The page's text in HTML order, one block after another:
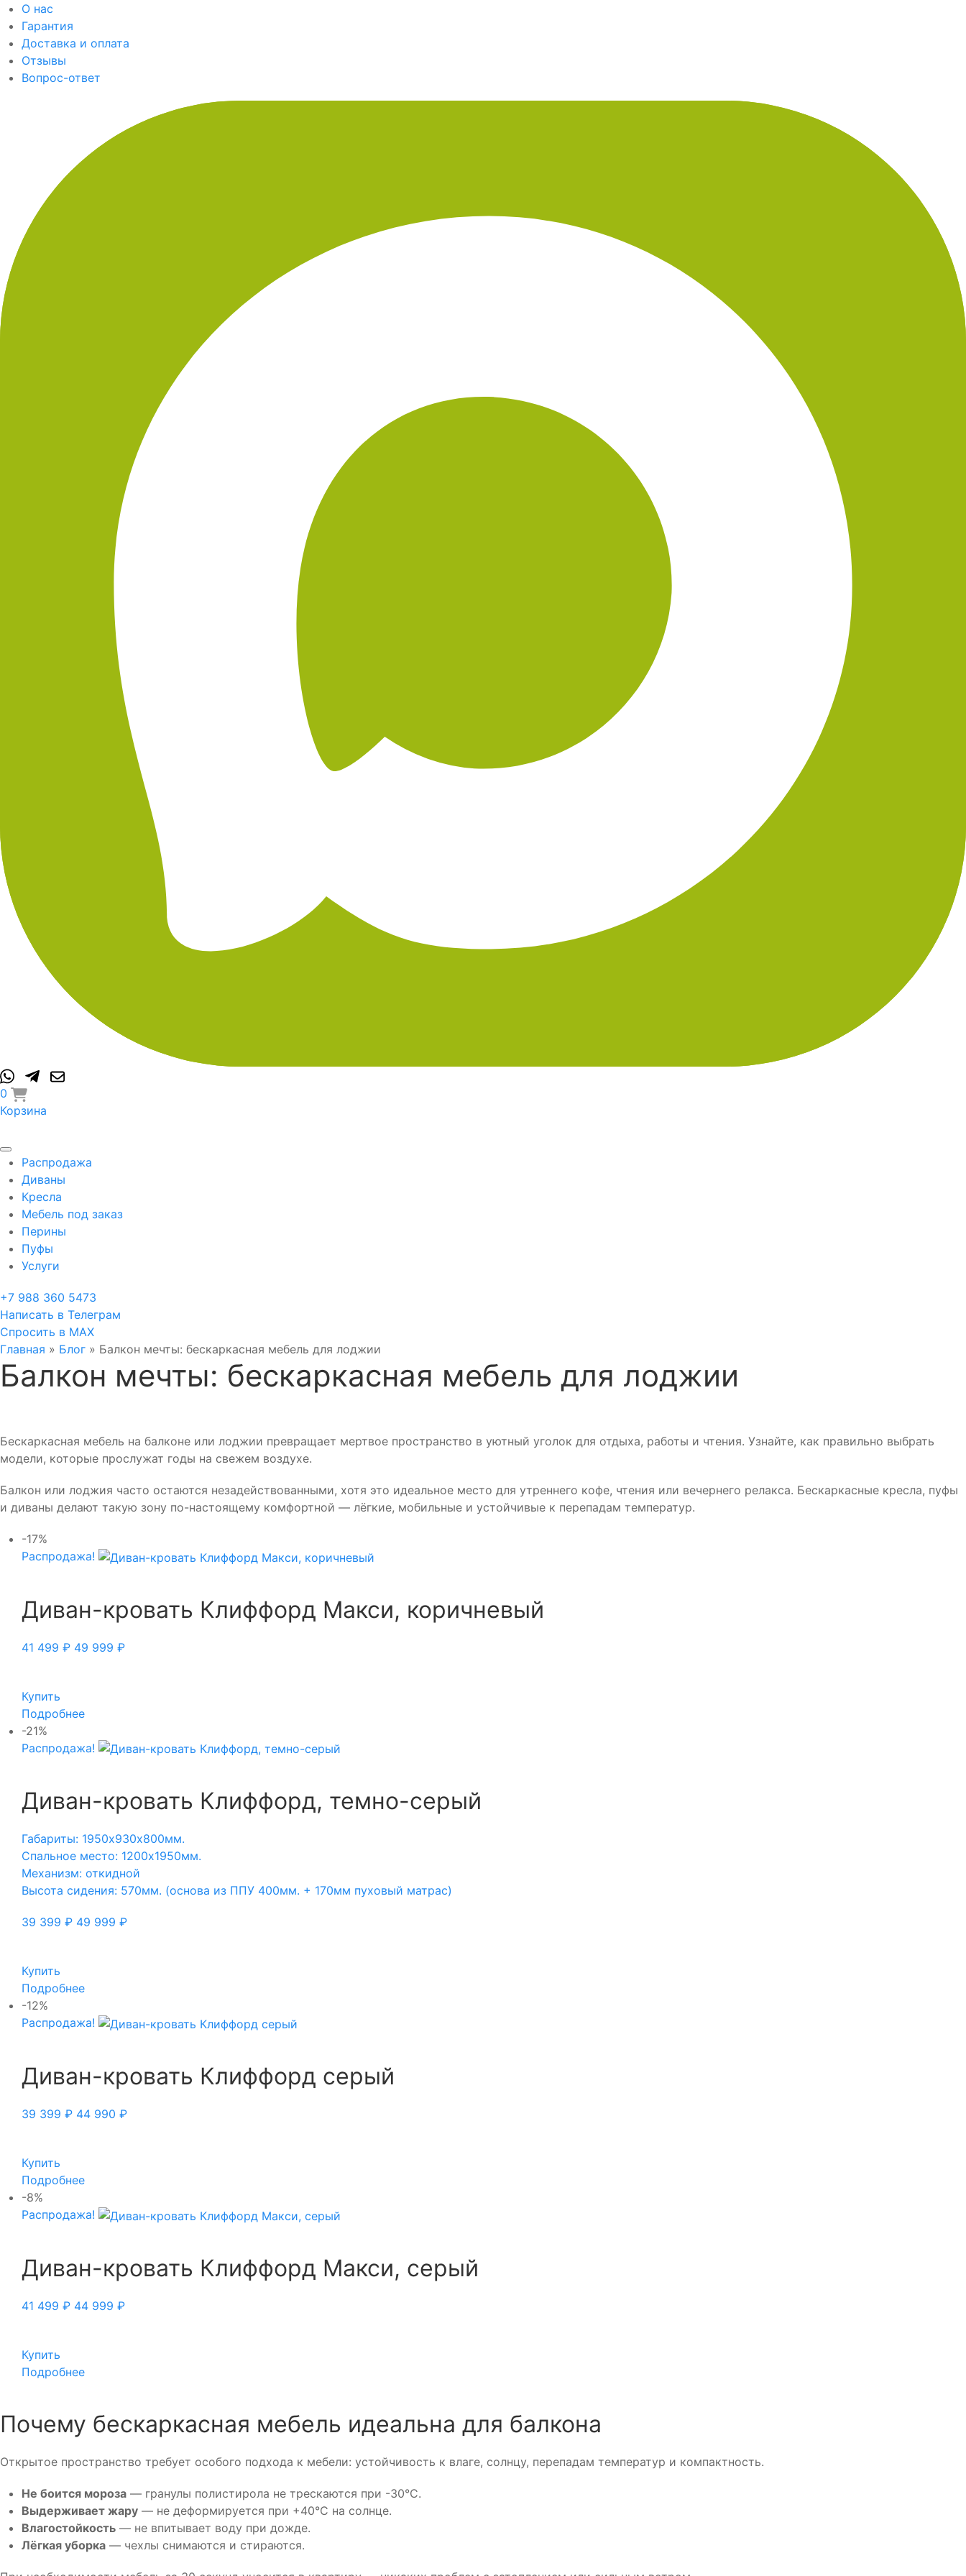
О нас
Гарантия
Доставка и оплата
Отзывы
Вопрос-ответ
0
Корзина
Распродажа
Диваны
Кресла
Мебель под заказ
Перины
Пуфы
Услуги
+7 988 360 5473
Написать в Телеграм
Спросить в MAX
Главная » Блог » Балкон мечты: бескаркасная мебель для лоджии
Балкон мечты: бескаркасная мебель для лоджии
Бескаркасная мебель на балконе или лоджии превращает мертвое пространство в уютный уголок для отдыха, работы и чтения. Узнайте, как правильно выбрать
модели, которые прослужат годы на свежем воздухе.
Балкон или лоджия часто остаются незадействованными, хотя это идеальное место для утреннего кофе, чтения или вечернего релакса. Бескаркасные кресла, пуфы
и диваны делают такую зону по-настоящему комфортной — лёгкие, мобильные и устойчивые к перепадам температур.
-17%
Распродажа!
Диван-кровать Клиффорд Макси, коричневый
41 499 ₽ 49 999 ₽
Купить
Подробнее
-21%
Распродажа!
Диван-кровать Клиффорд, темно-серый
Габариты: 1950х930х800мм.
Спальное место: 1200х1950мм.
Механизм: откидной
Высота сидения: 570мм. (основа из ППУ 400мм. + 170мм пуховый матрас)
39 399 ₽ 49 999 ₽
Купить
Подробнее
-12%
Распродажа!
Диван-кровать Клиффорд серый
39 399 ₽ 44 990 ₽
Купить
Подробнее
-8%
Распродажа!
Диван-кровать Клиффорд Макси, серый
41 499 ₽ 44 999 ₽
Купить
Подробнее
Почему бескаркасная мебель идеальна для балкона
Открытое пространство требует особого подхода к мебели: устойчивость к влаге, солнцу, перепадам температур и компактность.
Не боится мороза — гранулы полистирола не трескаются при -30°C.
Выдерживает жару — не деформируется при +40°C на солнце.
Влагостойкость — не впитывает воду при дожде.
Лёгкая уборка — чехлы снимаются и стираются.